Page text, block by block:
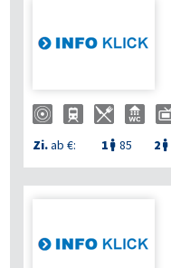
Zi.ab €: 1  85 2 